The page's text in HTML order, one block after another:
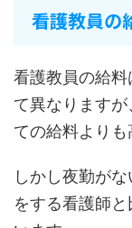
看護教員の
看護教員の給
て異なります
ての給料よりも
しかし夜勤が
をする看護師